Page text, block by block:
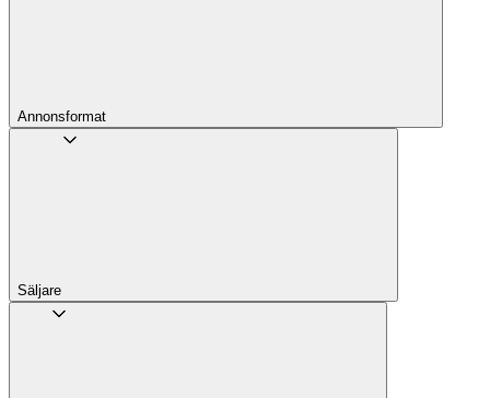
Annons­format
Säljare